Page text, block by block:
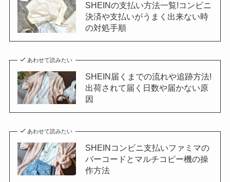
SHEINの支払い方法一覧!コンビニ
決済や支払いがうまく出来ない時
の対処手順
あわせて読みたい
SHEIN届くまでの流れや追跡方法!
出荷されて届く日数や届かない原
因
あわせて読みたい
SHEINコンビニ支払いファミマの
バーコードとマルチコピー機の操
作方法